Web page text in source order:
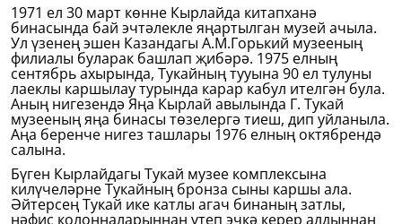
1971 ел 30 март көнне Кырлайда китапханә
бинасында бай эчтәлекле яңартылган музей ачыла.
Ул үзенең эшен Казандагы А.М.Горький музееның
филиалы буларак башлап җибәрә. 1975 елның
сентябрь ахырында, Тукайның тууына 90 ел тулуны
лаеклы каршылау турында карар кабул ителгән була.
Аның нигезендә Яңа Кырлай авылында Г. Тукай
музееның яңа бинасы төзелергә тиеш, дип уйланыла.
Аңа беренче нигез ташлары 1976 елның октябрендә
салына.
Бүген Кырлайдагы Тукай музее комплексына
килүчеләрне Тукайның бронза сыны каршы ала.
Әйтерсең Тукай ике катлы агач бинаның затлы,
нәфис колонналарыннан үтеп эчкә керер алдыннан